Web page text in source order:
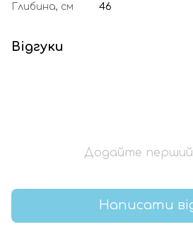
Глибина, см
46
Відгуки
Додайте перший
Написати